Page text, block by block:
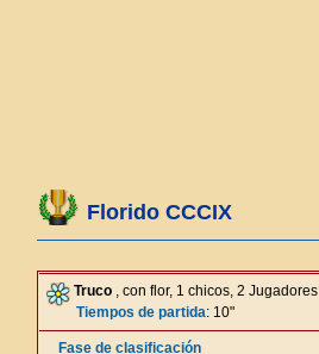
Florido CCCIX
Truco , con flor, 1 chicos, 2 Jugadores
Tiempos de partida: 10"
Fase de clasificación